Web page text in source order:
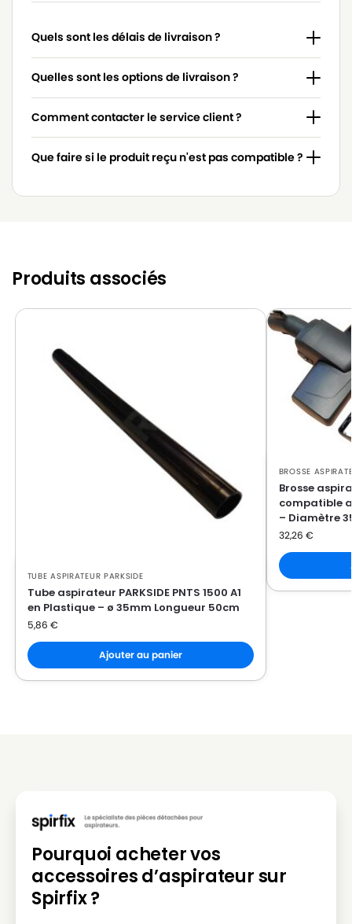
PARKSIDE
PARKSIDE PNTS 30/4
PARKSIDE
PARKSIDE PNTS 30/6
PARKSIDE
PARKSIDE PNTS 30/9
PARKSIDE
PARKSIDE PNTS 30/9 E
PARKSIDE
PARKSIDE PNTS 35/5
Quels sont les délais de livraison ?
Quelles sont les options de livraison ?
Comment contacter le service client ?
Que faire si le produit reçu n'est pas compatible ?
Produits associés
TUBE ASPIRATEUR PARKSIDE
Tube aspirateur PARKSIDE PNTS 1500 A1
en Plastique – ø 35mm Longueur 50cm
5,86 €
Ajouter au panier
BROSSE
Brosse
compatible
– Diamètre
32,26 €
Pourquoi acheter vos
accessoires d’aspirateur sur
Spirfix ?